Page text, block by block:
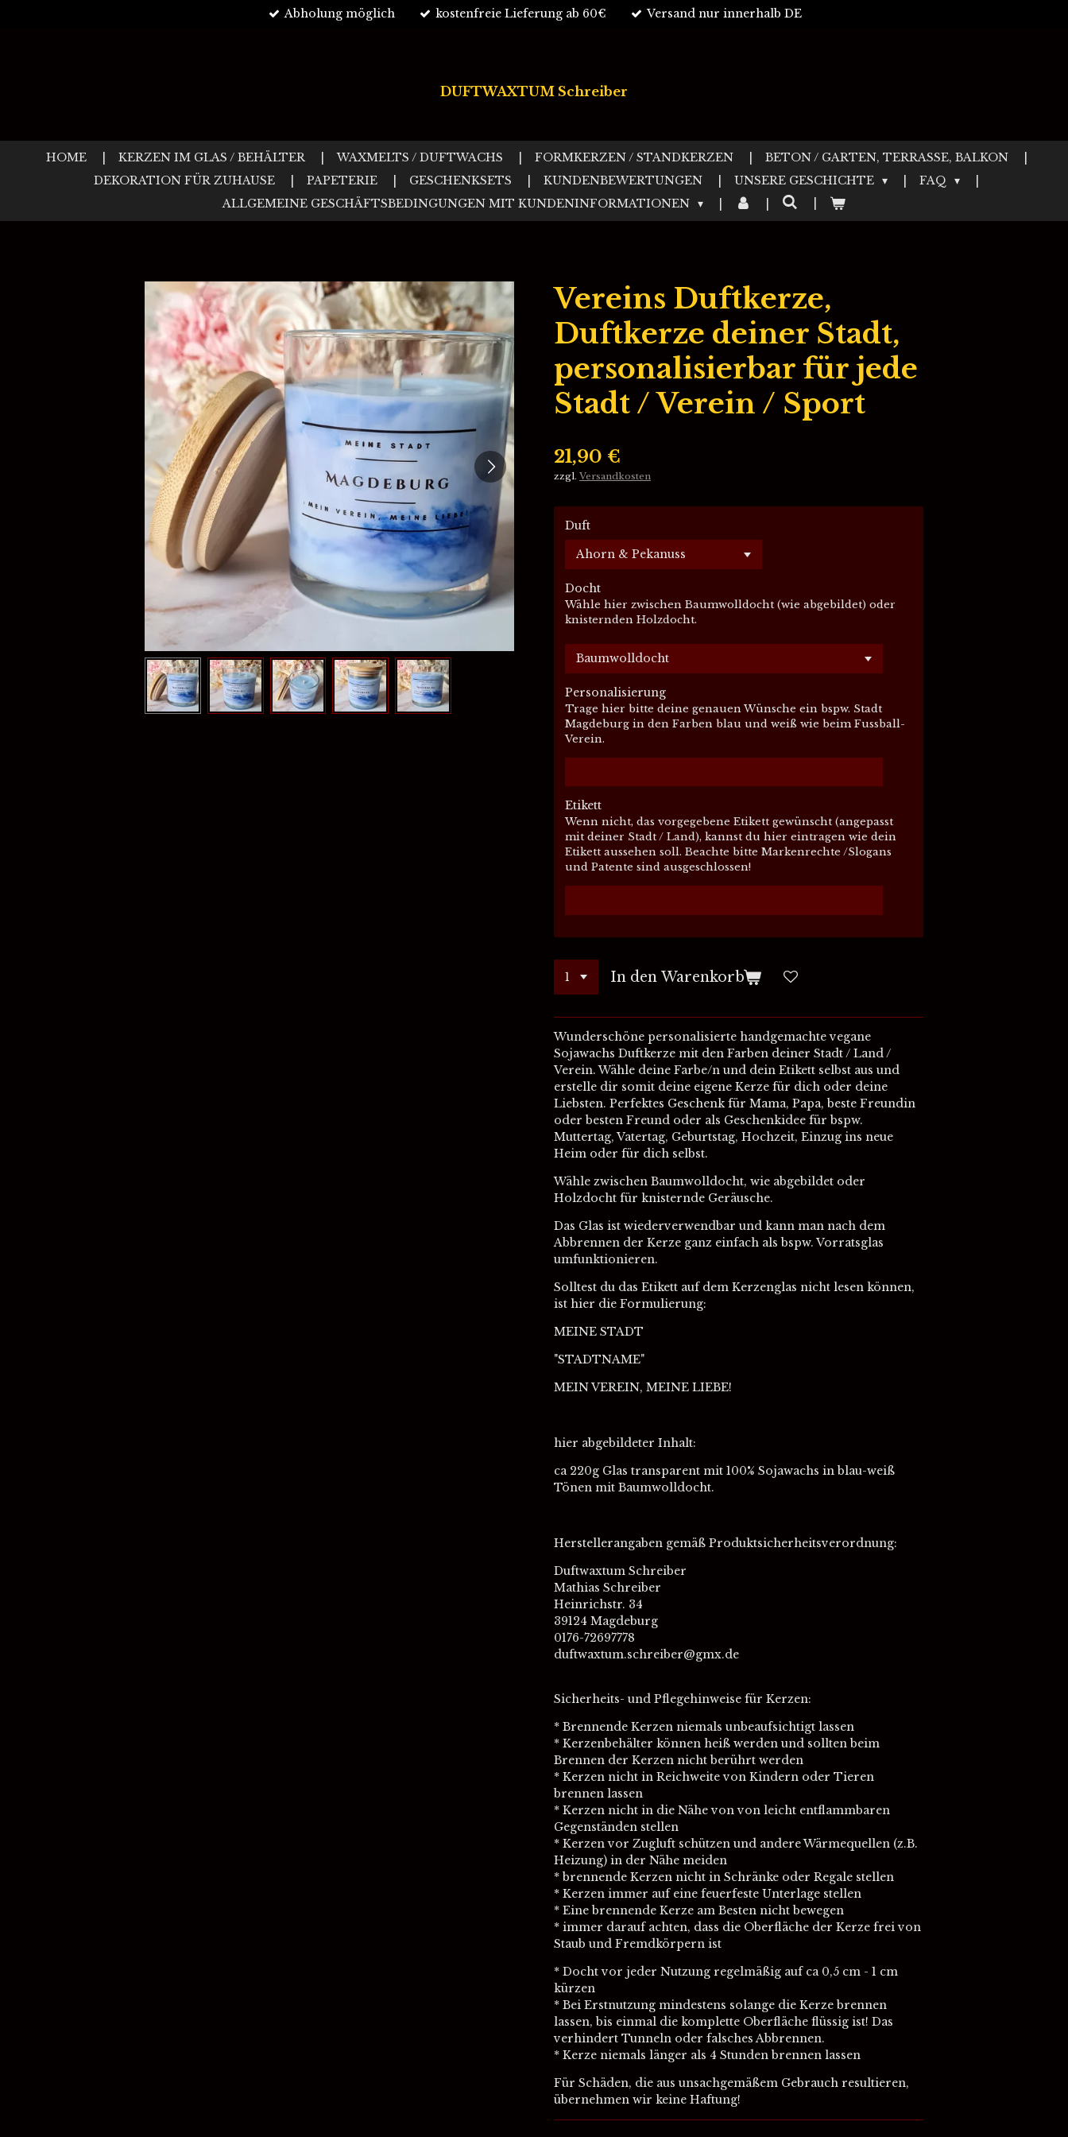
Abholung möglich kostenfreie Lieferung ab 60€ Versand nur innerhalb DE
DUFTWAXTUM Schreiber
HOME KERZEN IM GLAS / BEHÄLTER WAXMELTS / DUFTWACHS FORMKERZEN / STANDKERZEN
BETON / GARTEN, TERRASSE, BALKON
DEKORATION FÜR ZUHAUSE
PAPETERIE GESCHENKSETS KUNDENBEWERTUNGEN UNSERE GESCHICHTE
FAQ
ALLGEMEINE GESCHÄFTSBEDINGUNGEN MIT KUNDENINFORMATIONEN
Vereins Duftkerze,
Duftkerze deiner Stadt,
personalisierbar für jede
Stadt / Verein / Sport
21,90 €
zzgl. Versandkosten
Duft
Docht
Wähle hier zwischen Baumwolldocht (wie abgebildet) oder
knisternden Holzdocht.
Personalisierung
Trage hier bitte deine genauen Wünsche ein bspw. Stadt
Magdeburg in den Farben blau und weiß wie beim Fussball-
Verein.
Etikett
Wenn nicht, das vorgegebene Etikett gewünscht (angepasst
mit deiner Stadt / Land), kannst du hier eintragen wie dein
Etikett aussehen soll. Beachte bitte Markenrechte /Slogans
und Patente sind ausgeschlossen!
In den Warenkorb
Wunderschöne personalisierte handgemachte vegane
Sojawachs Duftkerze mit den Farben deiner Stadt / Land /
Verein. Wähle deine Farbe/n und dein Etikett selbst aus und
erstelle dir somit deine eigene Kerze für dich oder deine
Liebsten. Perfektes Geschenk für Mama, Papa, beste Freundin
oder besten Freund oder als Geschenkidee für bspw.
Muttertag, Vatertag, Geburtstag, Hochzeit, Einzug ins neue
Heim oder für dich selbst.
Wähle zwischen Baumwolldocht, wie abgebildet oder
Holzdocht für knisternde Geräusche.
Das Glas ist wiederverwendbar und kann man nach dem
Abbrennen der Kerze ganz einfach als bspw. Vorratsglas
umfunktionieren.
Solltest du das Etikett auf dem Kerzenglas nicht lesen können,
ist hier die Formulierung:
MEINE STADT
"STADTNAME"
MEIN VEREIN, MEINE LIEBE!
hier abgebildeter Inhalt:
ca 220g Glas transparent mit 100% Sojawachs in blau-weiß
Tönen mit Baumwolldocht.
Herstellerangaben gemäß Produktsicherheitsverordnung:
Duftwaxtum Schreiber
Mathias Schreiber
Heinrichstr. 34
39124 Magdeburg
0176-72697778
duftwaxtum.schreiber@gmx.de
Sicherheits- und Pflegehinweise für Kerzen:
* Brennende Kerzen niemals unbeaufsichtigt lassen
* Kerzenbehälter können heiß werden und sollten beim
Brennen der Kerzen nicht berührt werden
* Kerzen nicht in Reichweite von Kindern oder Tieren
brennen lassen
* Kerzen nicht in die Nähe von von leicht entflammbaren
Gegenständen stellen
* Kerzen vor Zugluft schützen und andere Wärmequellen (z.B.
Heizung) in der Nähe meiden
* brennende Kerzen nicht in Schränke oder Regale stellen
* Kerzen immer auf eine feuerfeste Unterlage stellen
* Eine brennende Kerze am Besten nicht bewegen
* immer darauf achten, dass die Oberfläche der Kerze frei von
Staub und Fremdkörpern ist
* Docht vor jeder Nutzung regelmäßig auf ca 0,5 cm - 1 cm
kürzen
* Bei Erstnutzung mindestens solange die Kerze brennen
lassen, bis einmal die komplette Oberfläche flüssig ist! Das
verhindert Tunneln oder falsches Abbrennen.
* Kerze niemals länger als 4 Stunden brennen lassen
Für Schäden, die aus unsachgemäßem Gebrauch resultieren,
übernehmen wir keine Haftung!